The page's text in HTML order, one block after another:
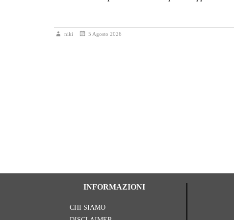
niki 5 Agosto 2026
INFORMAZIONI
CHI SIAMO